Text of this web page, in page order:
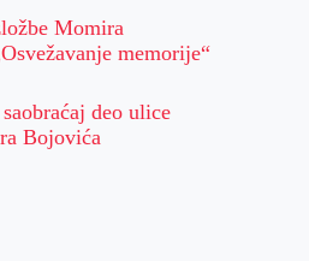
Momira
memorije“
deo ulice
Bojovića